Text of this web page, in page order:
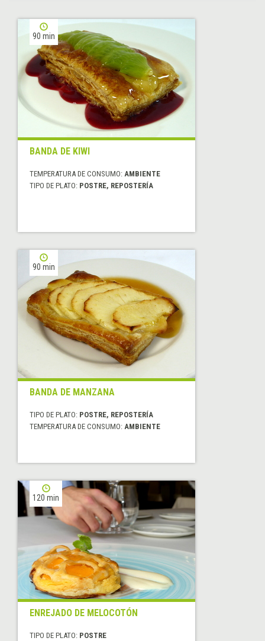
90 min
BANDA DE KIWI
TEMPERATURA DE CONSUMO: AMBIENTE
TIPO DE PLATO: POSTRE, REPOSTERÍA
90 min
BANDA DE MANZANA
TIPO DE PLATO: POSTRE, REPOSTERÍA
TEMPERATURA DE CONSUMO: AMBIENTE
120 min
ENREJADO DE MELOCOTÓN
TIPO DE PLATO: POSTRE